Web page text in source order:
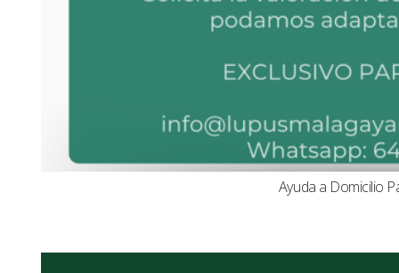
Ayuda a Domicilio